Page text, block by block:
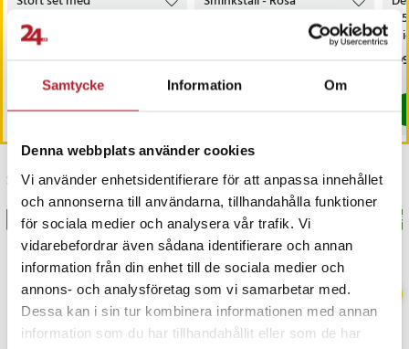
Samtycke Information Om
Denna webbplats använder cookies
Vi använder enhetsidentifierare för att anpassa innehållet
och annonserna till användarna, tillhandahålla funktioner
för sociala medier och analysera vår trafik. Vi
vidarebefordrar även sådana identifierare och annan
information från din enhet till de sociala medier och
annons- och analysföretag som vi samarbetar med.
Dessa kan i sin tur kombinera informationen med annan
information som du har tillhandahållit eller som de har
i tre enkla steg.
Mångsidigt och bekvämt för daglig användning
för dagliga pendlingsresor, träningsturer eller weekendutflykter.
Artikelnummer:API-HUR-133281
tuschpennor 168delar
I lager, levereras inom 1-2 vardagar
Köp
I lager, levereras inom 1-2 vardagar
Senast besökta
BÄSTSÄLJARE